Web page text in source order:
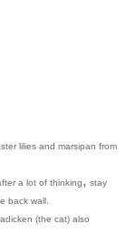
lilies and marsipan from
a lot of thinking, stay
back wall.
(the cat) also